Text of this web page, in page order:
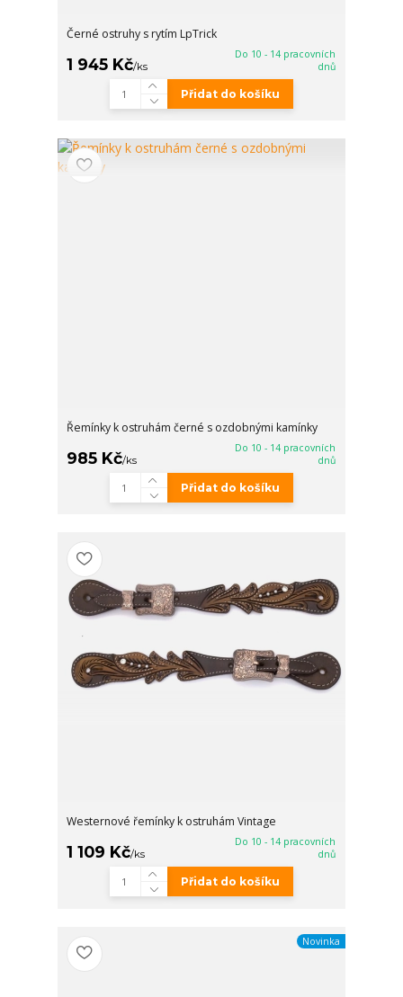
Černé ostruhy s rytím LpTrick
1 945 Kč/ks
Do 10 - 14 pracovních
dnů
Přidat do košíku
Řemínky k ostruhám černé s ozdobnými kamínky
985 Kč/ks
Do 10 - 14 pracovních
dnů
Přidat do košíku
Westernové řemínky k ostruhám Vintage
1 109 Kč/ks
Do 10 - 14 pracovních
dnů
Přidat do košíku
Novinka